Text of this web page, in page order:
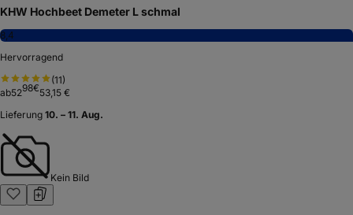
KHW Hochbeet Demeter L schmal
8,4
Hervorragend
(11)
ab5298€53,15 €
Lieferung 10. – 11. Aug.
Kein Bild